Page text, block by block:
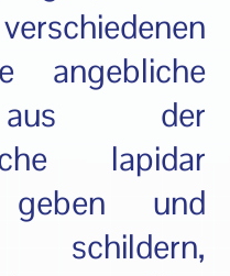
angebliche
aus der
lapidar
und